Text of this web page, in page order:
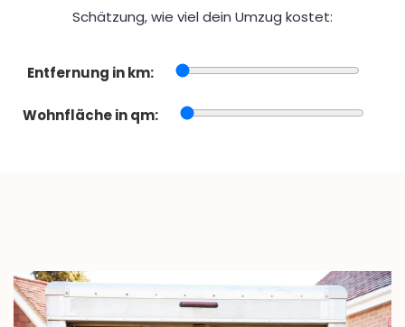
Schätzung, wie viel dein Umzug kostet:
Entfernung in km:
Wohnfläche in qm: